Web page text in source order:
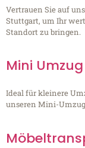
Vertrauen Sie auf
Stuttgart, um Ihr
Standort zu bringen.
Mini Umzug
Ideal für kleinere
unseren Mini-